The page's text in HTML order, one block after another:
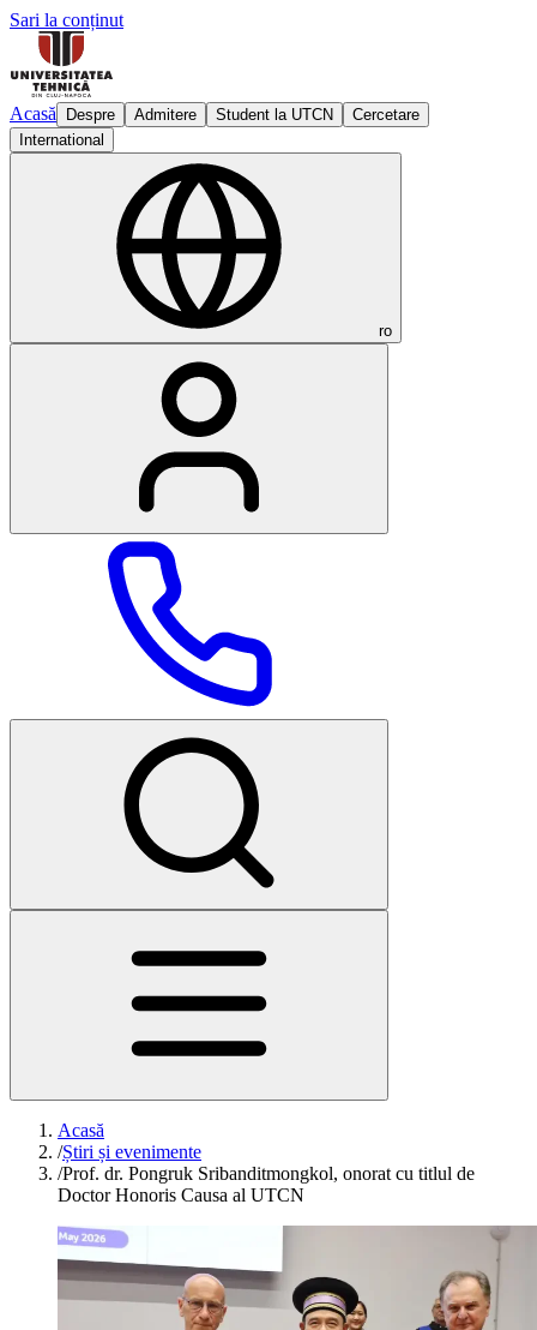
Sari la conținut
Acasă Despre Admitere Student la UTCN
Cercetare
International
ro
Acasă
/Știri și evenimente
/Prof. dr. Pongruk Sribanditmongkol, onorat cu titlul de
Doctor Honoris Causa al UTCN